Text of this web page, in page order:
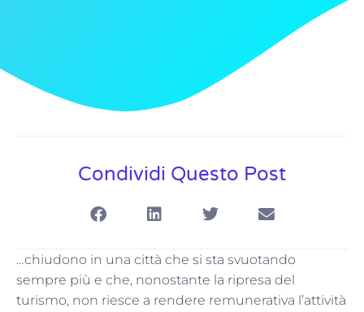
Condividi Questo Post
…chiudono in una città che si sta svuotando
sempre più e che, nonostante la ripresa del
turismo, non riesce a rendere remunerativa l’attività